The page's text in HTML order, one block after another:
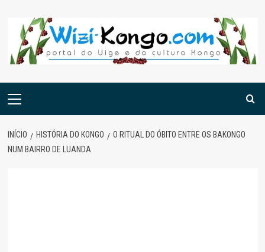
content
Menu
INÍCIO HISTÓRIA DO KONGO
O RITUAL DO ÓBITO ENTRE OS BAKONGO
NUM BAIRRO DE LUANDA